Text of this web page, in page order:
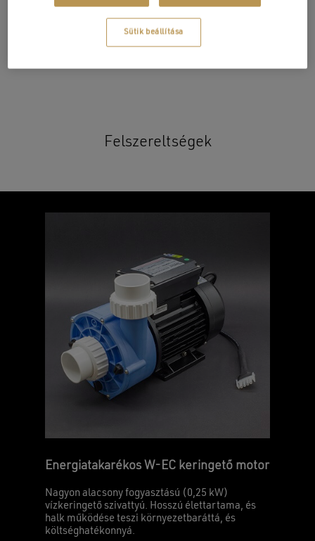
Tovább a termék dokumentumokhoz
Felszereltségek
Energiatakarékos W-EC keringető motor
Nagyon alacsony fogyasztású (0,25 kW)
vízkeringető szivattyú. Hosszú élettartama, és
halk működése teszi környezetbaráttá, és
költséghatékonnyá.
Sütik beállítása